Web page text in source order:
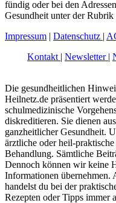
fündig oder bei den
Gesundheit unter der Rubrik
Impressum | Datenschutz |
Kontakt | Newsletter |
Die gesundheitlichen
Heilnetz.de präsentiert
schulmedizinische
diskreditieren. Sie dienen
ganzheitlicher Gesundheit.
ärztliche oder heil-
Behandlung. Sämtliche
Dennoch können wir keine
Informationen übernehmen.
handelst du bei der
Rezepten oder Tipps immer